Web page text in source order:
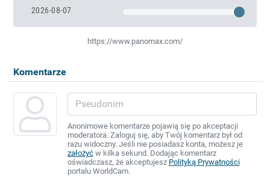
2026-08-07
https://www.panomax.com/
Komentarze
Anonimowe komentarze pojawią się po akceptacji
moderatora. Zaloguj się, aby Twój komentarz był od
razu widoczny. Jeśli nie posiadasz konta, możesz je
założyćw kilka sekund. Dodając komentarz
oświadczasz, że akceptujesz Polityką Prywatności
portalu WorldCam.